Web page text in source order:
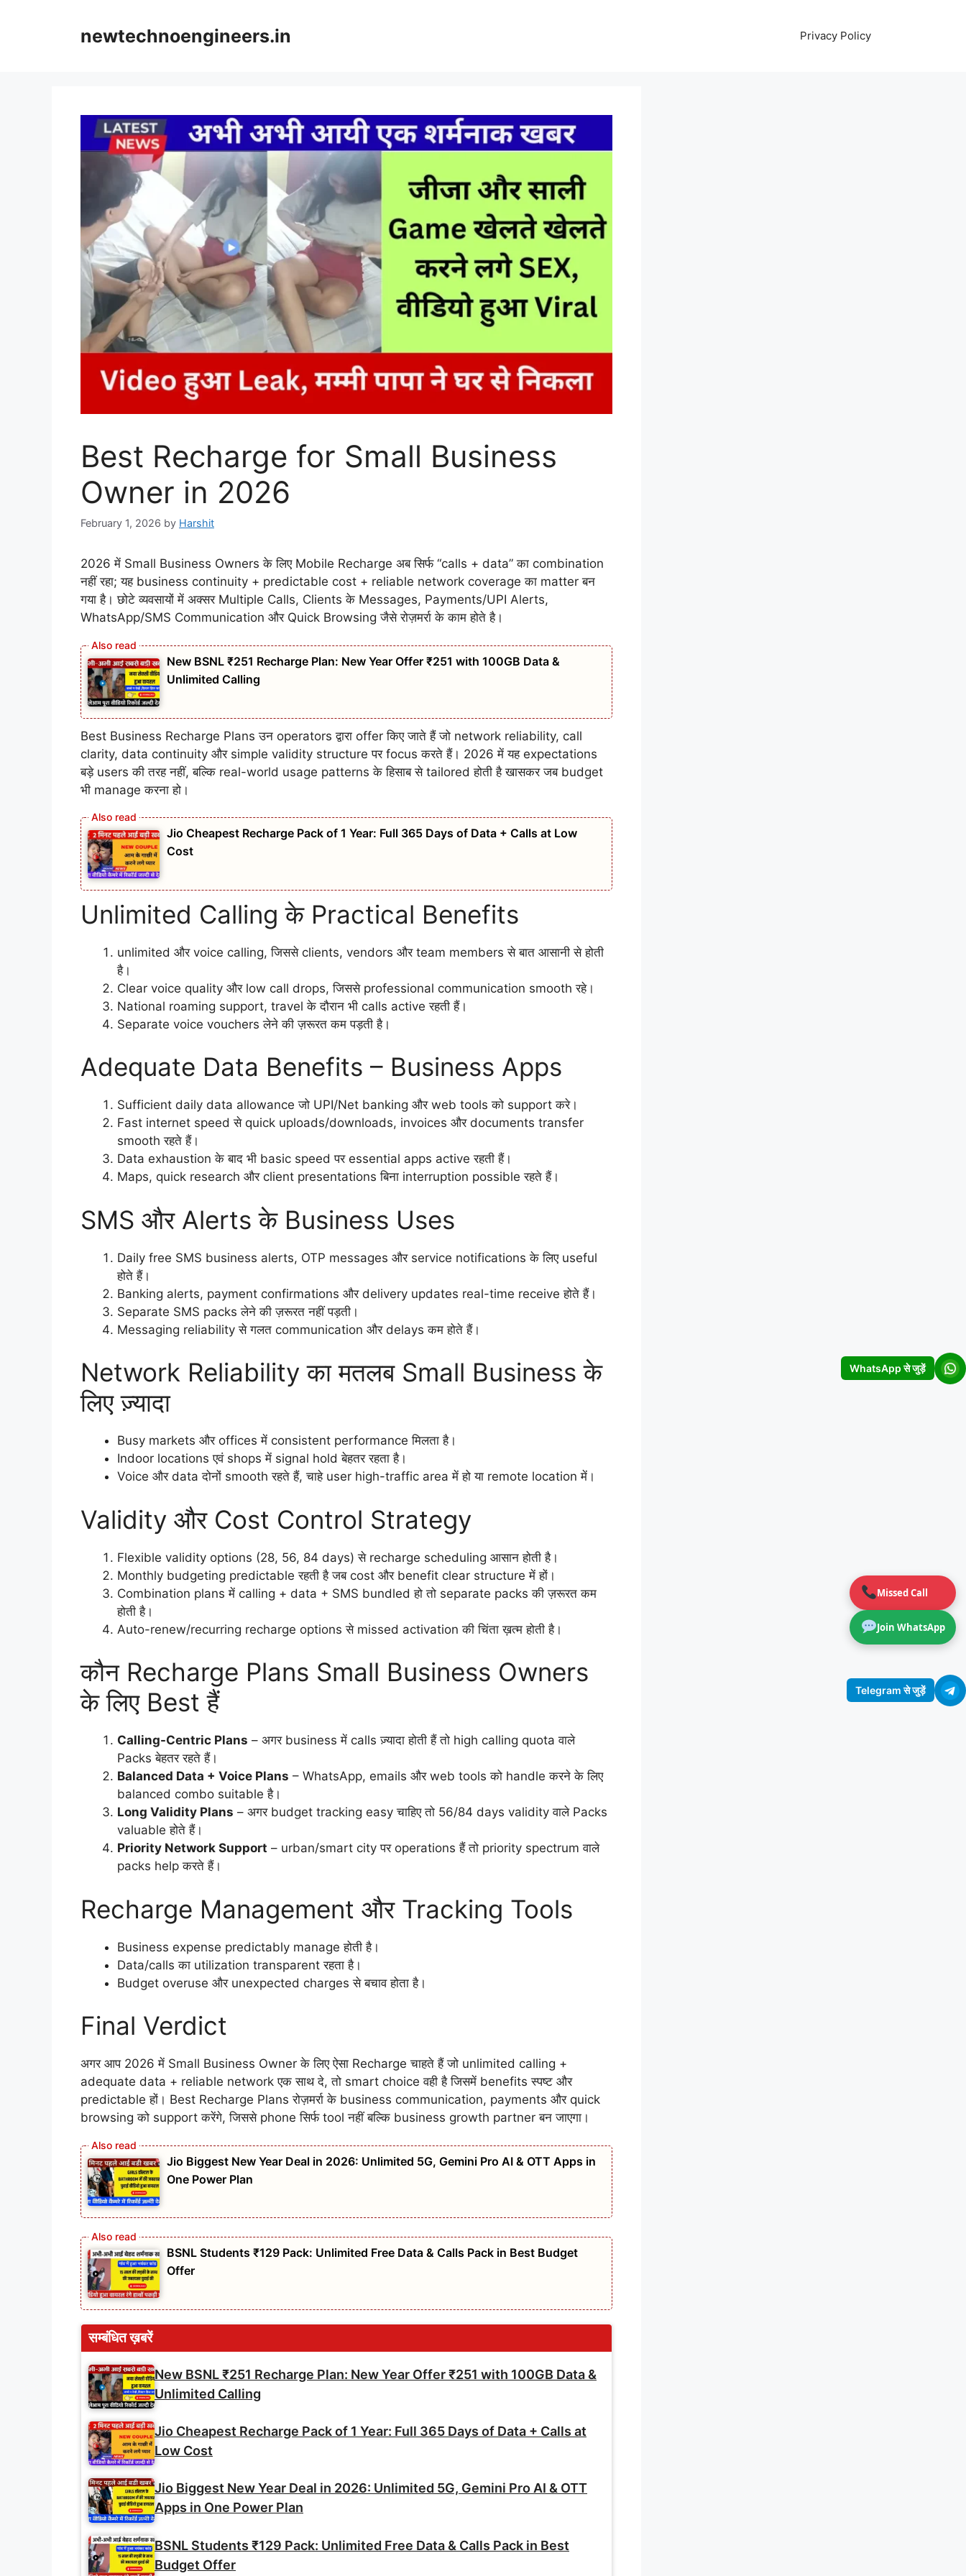
Missed Call
Join WhatsApp
newtechnoengineers.in Privacy Policy
Best Recharge for Small Business
Owner in 2026
February 1, 2026 by Harshit
2026 में Small Business Owners के लिए Mobile Recharge अब सिर्फ “calls + data” का combination
नहीं रहा; यह business continuity + predictable cost + reliable network coverage का matter बन
गया है। छोटे व्यवसायों में अक्सर Multiple Calls, Clients के Messages, Payments/UPI Alerts,
WhatsApp/SMS Communication और Quick Browsing जैसे रोज़मर्रा के काम होते है।
New BSNL ₹251 Recharge Plan: New Year Offer ₹251 with 100GB Data &
Unlimited Calling
Best Business Recharge Plans उन operators द्वारा offer किए जाते हैं जो network reliability, call
clarity, data continuity और simple validity structure पर focus करते हैं। 2026 में यह expectations
बड़े users की तरह नहीं, बल्कि real-world usage patterns के हिसाब से tailored होती है खासकर जब budget
भी manage करना हो।
Jio Cheapest Recharge Pack of 1 Year: Full 365 Days of Data + Calls at Low
Cost
Unlimited Calling के Practical Benefits
unlimited और voice calling, जिससे clients, vendors और team members से बात आसानी से होती
है।
Clear voice quality और low call drops, जिससे professional communication smooth रहे।
National roaming support, travel के दौरान भी calls active रहती हैं।
Separate voice vouchers लेने की ज़रूरत कम पड़ती है।
Adequate Data Benefits – Business Apps
Sufficient daily data allowance जो UPI/Net banking और web tools को support करे।
Fast internet speed से quick uploads/downloads, invoices और documents transfer
smooth रहते हैं।
Data exhaustion के बाद भी basic speed पर essential apps active रहती हैं।
Maps, quick research और client presentations बिना interruption possible रहते हैं।
SMS और Alerts के Business Uses
Daily free SMS business alerts, OTP messages और service notifications के लिए useful
होते हैं।
Banking alerts, payment confirmations और delivery updates real-time receive होते हैं।
Separate SMS packs लेने की ज़रूरत नहीं पड़ती।
Messaging reliability से गलत communication और delays कम होते हैं।
Network Reliability का मतलब Small Business के
लिए ज़्यादा
Busy markets और offices में consistent performance मिलता है।
Indoor locations एवं shops में signal hold बेहतर रहता है।
Voice और data दोनों smooth रहते हैं, चाहे user high-traffic area में हो या remote location में।
Validity और Cost Control Strategy
Flexible validity options (28, 56, 84 days) से recharge scheduling आसान होती है।
Monthly budgeting predictable रहती है जब cost और benefit clear structure में हों।
Combination plans में calling + data + SMS bundled हो तो separate packs की ज़रूरत कम
होती है।
Auto-renew/recurring recharge options से missed activation की चिंता ख़त्म होती है।
कौन Recharge Plans Small Business Owners
के लिए Best हैं
Calling-Centric Plans – अगर business में calls ज़्यादा होती हैं तो high calling quota वाले
Packs बेहतर रहते हैं।
Balanced Data + Voice Plans – WhatsApp, emails और web tools को handle करने के लिए
balanced combo suitable है।
Long Validity Plans – अगर budget tracking easy चाहिए तो 56/84 days validity वाले Packs
valuable होते हैं।
Priority Network Support – urban/smart city पर operations हैं तो priority spectrum वाले
packs help करते हैं।
Recharge Management और Tracking Tools
Business expense predictably manage होती है।
Data/calls का utilization transparent रहता है।
Budget overuse और unexpected charges से बचाव होता है।
Final Verdict
अगर आप 2026 में Small Business Owner के लिए ऐसा Recharge चाहते हैं जो unlimited calling +
adequate data + reliable network एक साथ दे, तो smart choice वही है जिसमें benefits स्पष्ट और
predictable हों। Best Recharge Plans रोज़मर्रा के business communication, payments और quick
browsing को support करेंगे, जिससे phone सिर्फ tool नहीं बल्कि business growth partner बन जाएगा।
Jio Biggest New Year Deal in 2026: Unlimited 5G, Gemini Pro AI & OTT Apps in
One Power Plan
BSNL Students ₹129 Pack: Unlimited Free Data & Calls Pack in Best Budget
Offer
सम्बंधित ख़बरें
New BSNL ₹251 Recharge Plan: New Year Offer ₹251 with 100GB Data &
Unlimited Calling
Jio Cheapest Recharge Pack of 1 Year: Full 365 Days of Data + Calls at
Low Cost
Jio Biggest New Year Deal in 2026: Unlimited 5G, Gemini Pro AI & OTT
Apps in One Power Plan
BSNL Students ₹129 Pack: Unlimited Free Data & Calls Pack in Best
Budget Offer
WhatsApp से जुड़ें
Telegram से जुड़ें